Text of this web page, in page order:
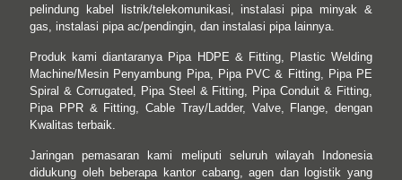
pelindung kabel listrik/telekomunikasi, instalasi pipa minyak &
gas, instalasi pipa ac/pendingin, dan instalasi pipa lainnya.
Produk kami diantaranya Pipa HDPE & Fitting, Plastic Welding
Machine/Mesin Penyambung Pipa, Pipa PVC & Fitting, Pipa PE
Spiral & Corrugated, Pipa Steel & Fitting, Pipa Conduit & Fitting,
Pipa PPR & Fitting, Cable Tray/Ladder, Valve, Flange, dengan
Kwalitas terbaik.
Jaringan pemasaran kami meliputi seluruh wilayah Indonesia
didukung oleh beberapa kantor cabang, agen dan logistik yang